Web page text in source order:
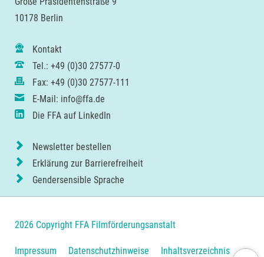
10178 Berlin
Kontakt
Tel.: +49 (0)30 27577-0
Fax: +49 (0)30 27577-111
E-Mail: info@ffa.de
Die FFA auf LinkedIn
Newsletter bestellen
Erklärung zur Barrierefreiheit
Gendersensible Sprache
2026 Copyright FFA Filmförderungsanstalt
Navigation
Impressum Datenschutzhinweise Inhaltsverzeichnis